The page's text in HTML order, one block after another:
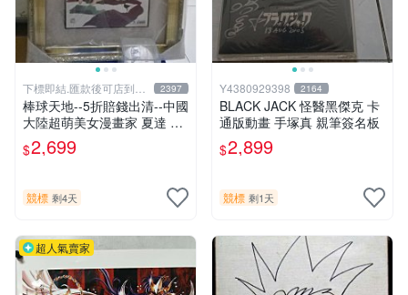
下標即結.匯款後可店到店
關於我
2397
棒球天地--5折賠錢出清--中國
大陸超萌美女漫畫家 夏達 限
量簽名立體框.字跡漂亮..不含
球
$2,699
競標 剩4天
Y4380929398 2164
BLACK JACK 怪醫黑傑克 卡
通版動畫 手塚真 親筆簽名板
$2,899
競標 剩1天
超人氣賣家